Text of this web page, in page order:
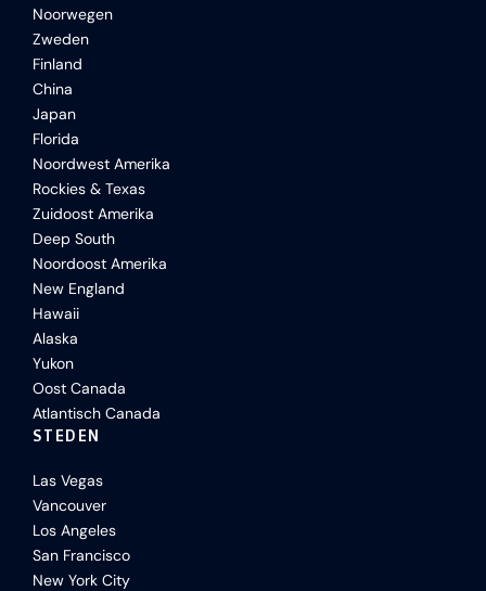
Noorwegen
Zweden
Finland
China
Japan
Florida
Noordwest Amerika
Rockies & Texas
Zuidoost Amerika
Deep South
Noordoost Amerika
New England
Hawaii
Alaska
Yukon
Oost Canada
Atlantisch Canada
STEDEN
Las Vegas
Vancouver
Los Angeles
San Francisco
New York City